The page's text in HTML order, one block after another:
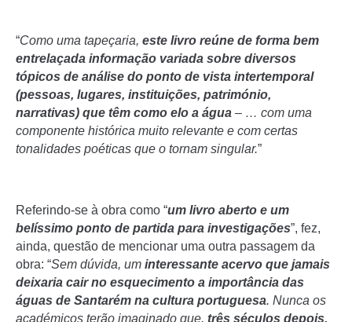
“Como uma tapeçaria, este livro reúne de forma bem
entrelaçada informação variada sobre diversos
tópicos de análise do ponto de vista intertemporal
(pessoas, lugares, instituições, património,
narrativas) que têm como elo a água – … com uma
componente histórica muito relevante e com certas
tonalidades poéticas que o tornam singular.”
Referindo-se à obra como “um livro aberto e um
belíssimo ponto de partida para investigações”, fez,
ainda, questão de mencionar uma outra passagem da
obra: “Sem dúvida, um interessante acervo que jamais
deixaria cair no esquecimento a importância das
águas de Santarém na cultura portuguesa. Nunca os
académicos terão imaginado que, três séculos depois,